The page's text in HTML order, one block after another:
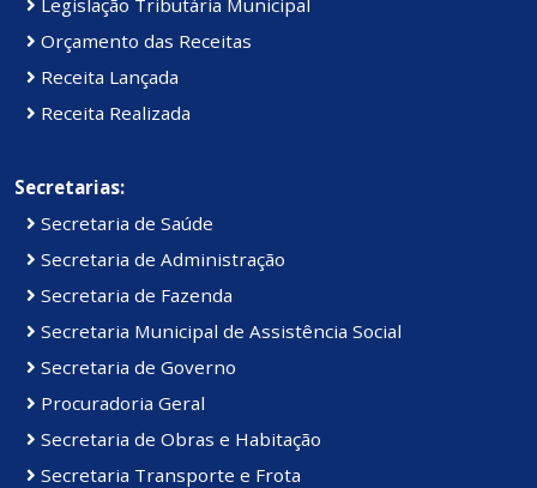
Orçamento das Receitas
Receita Lançada
Receita Realizada
Secretarias:
Secretaria de Saúde
Secretaria de Administração
Secretaria de Fazenda
Secretaria Municipal de Assistência Social
Secretaria de Governo
Procuradoria Geral
Secretaria de Obras e Habitação
Secretaria Transporte e Frota